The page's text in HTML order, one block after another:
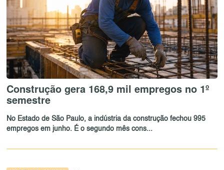
Construção gera 168,9 mil empregos no 1º
semestre
No Estado de São Paulo, a indústria da construção fechou 995
empregos em junho. É o segundo mês cons...